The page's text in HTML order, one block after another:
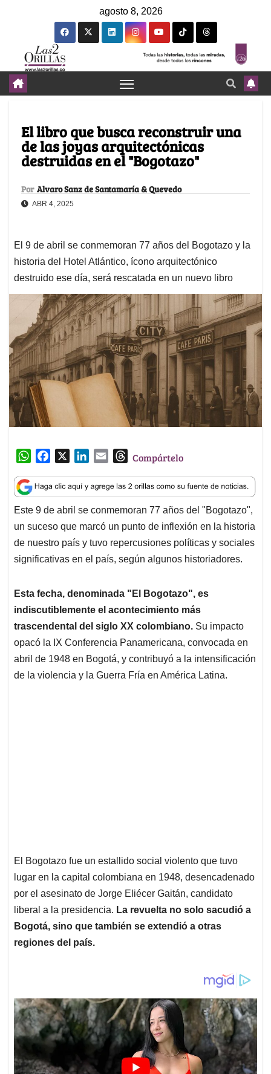
agosto 8, 2026
El libro que busca reconstruir una
de las joyas arquitectónicas
destruidas en el "Bogotazo"
Por Alvaro Sanz de Santamaría & Quevedo
ABR 4, 2025
El 9 de abril se conmemoran 77 años del Bogotazo y la
historia del Hotel Atlántico, ícono arquitectónico
destruido ese día, será rescatada en un nuevo libro
W
a
t
s
A
p
p
c
e
b
o
o
k
n
k
e
d
I
n
a
i
l
T
r
e
a
d
s
Compártelo
Este 9 de abril se conmemoran 77 años del "Bogotazo",
un suceso que marcó un punto de inflexión en la historia
de nuestro país y tuvo repercusiones políticas y sociales
significativas en el país, según algunos historiadores.
Esta fecha, denominada "El Bogotazo", es
indiscutiblemente el acontecimiento más
trascendental del siglo XX colombiano. Su impacto
opacó la IX Conferencia Panamericana, convocada en
abril de 1948 en Bogotá, y contribuyó a la intensificación
de la violencia y la Guerra Fría en América Latina.
El Bogotazo fue un estallido social violento que tuvo
lugar en la capital colombiana en 1948, desencadenado
por el asesinato de Jorge Eliécer Gaitán, candidato
liberal a la presidencia. La revuelta no solo sacudió a
Bogotá, sino que también se extendió a otras
regiones del país.